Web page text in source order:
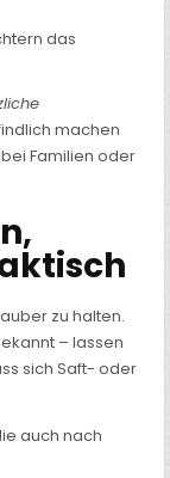
das
machen
Familien oder
zu halten.
– lassen
sich Saft- oder
auch nach